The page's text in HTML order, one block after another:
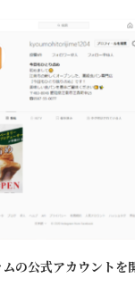
の公式アカウントを